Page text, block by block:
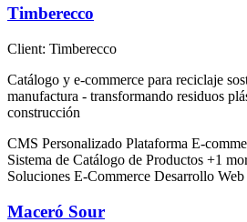
Timberecco
Client: Timberecco
Catálogo y e-commerce para reciclaje
manufactura - transformando residuos
construcción
CMS Personalizado Plataforma E-
Sistema de Catálogo de Productos +1
Soluciones E-Commerce Desarrollo Web
Maceró Sour